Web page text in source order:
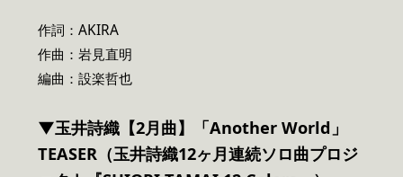
作詞：AKIRA
作曲：岩見直明
編曲：設楽哲也
▼玉井詩織【2月曲】「Another World」
TEASER（玉井詩織12ヶ月連続ソロ曲プロジ